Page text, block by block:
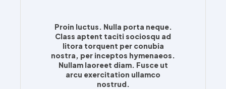
Proin luctus. Nulla porta neque.
Class aptent taciti sociosqu ad
litora torquent per conubia
nostra, per inceptos hymenaeos.
Nullam laoreet diam. Fusce ut
arcu exercitation ullamco
nostrud.